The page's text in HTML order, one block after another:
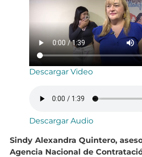
Descargar Video
Descargar Audio
Sindy Alexandra Quintero,
Agencia Nacional de